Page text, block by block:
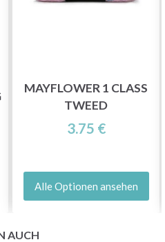
MAYFLOWER 1 CLASS
TWEED
3.75 €
Alle Optionen ansehen
AUCH